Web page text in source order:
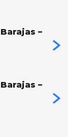
–
–